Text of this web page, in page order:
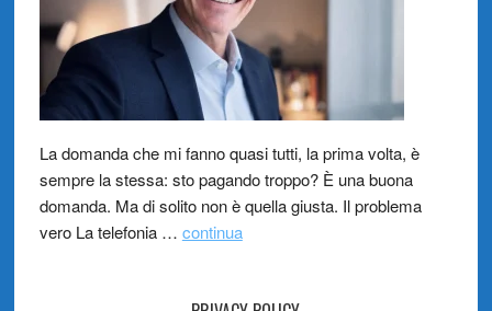
La domanda che mi fanno quasi tutti, la prima volta, è
sempre la stessa: sto pagando troppo? È una buona
domanda. Ma di solito non è quella giusta. Il problema
vero La telefonia … continua